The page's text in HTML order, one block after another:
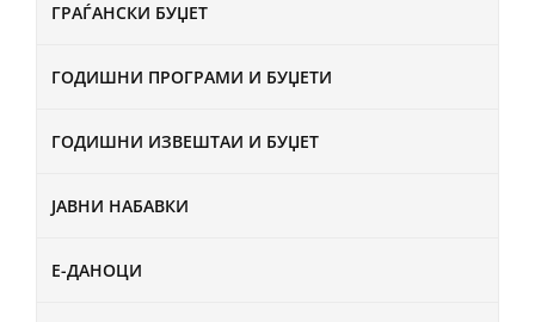
ГРАЃАНСКИ БУЏЕТ
ГОДИШНИ ПРОГРАМИ И БУЏЕТИ
ГОДИШНИ ИЗВЕШТАИ И БУЏЕТ
ЈАВНИ НАБАВКИ
Е-ДАНОЦИ